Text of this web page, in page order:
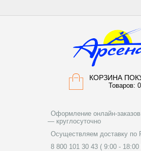
КОРЗИНА
Товаров:
Оформление онлайн-
— круглосуточно
Осуществляем доставку по
8 800 101 30 43 ( 9:00 -